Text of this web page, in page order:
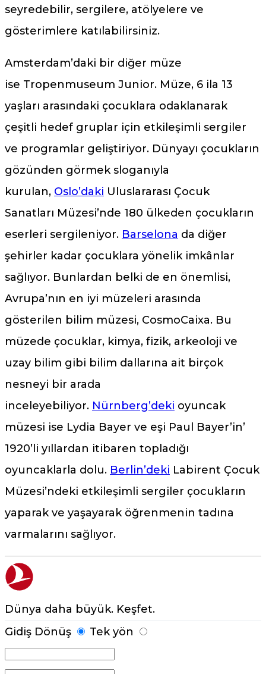
seyredebilir, sergilere, atölyelere ve
gösterimlere katılabilirsiniz.
Amsterdam’daki bir diğer müze
ise Tropenmuseum Junior. Müze, 6 ila 13
yaşları arasındaki çocuklara odaklanarak
çeşitli hedef gruplar için etkileşimli sergiler
ve programlar geliştiriyor. Dünyayı çocukların
gözünden görmek sloganıyla
kurulan, Oslo’daki Uluslararası Çocuk
Sanatları Müzesi’nde 180 ülkeden çocukların
eserleri sergileniyor. Barselona da diğer
şehirler kadar çocuklara yönelik imkânlar
sağlıyor. Bunlardan belki de en önemlisi,
Avrupa’nın en iyi müzeleri arasında
gösterilen bilim müzesi, CosmoCaixa. Bu
müzede çocuklar, kimya, fizik, arkeoloji ve
uzay bilim gibi bilim dallarına ait birçok
nesneyi bir arada
inceleyebiliyor. Nürnberg’deki oyuncak
müzesi ise Lydia Bayer ve eşi Paul Bayer’in’
1920’li yıllardan itibaren topladığı
oyuncaklarla dolu. Berlin’deki Labirent Çocuk
Müzesi’ndeki etkileşimli sergiler çocukların
yaparak ve yaşayarak öğrenmenin tadına
varmalarını sağlıyor.
Dünya daha büyük. Keşfet.
Gidiş Dönüş
Tek yön